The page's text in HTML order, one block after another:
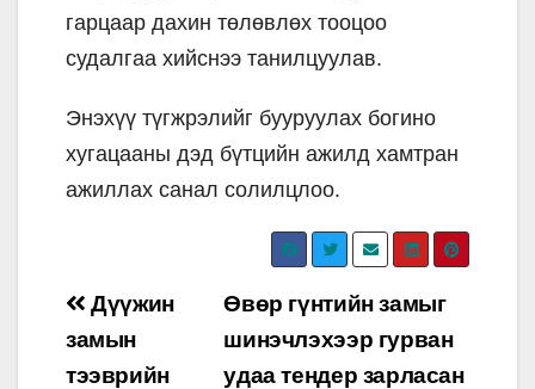
гарцаар дахин төлөвлөх тооцоо
судалгаа хийснээ танилцуулав.
Энэхүү түгжрэлийг бууруулах богино
хугацааны дэд бүтцийн ажилд хамтран
ажиллах санал солилцлоо.
Post
navigation
Өвөр гүнтийн замыг
шинэчлэхээр гурван
удаа тендер зарласан
Дүүжин
замын
тээврийн